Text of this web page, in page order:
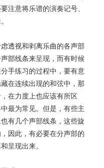
注意将乐谱的演奏记号、
透视和剥离乐曲的各声部
部线条来呈现，而有时候
手练习的过程中，要有意
在连续出现的和弦中，那
在力度上也应该有所区
最为常见。但是，有些主
有几个声部线条，这些旋
因此，有必要在分声部的
呈现出来。